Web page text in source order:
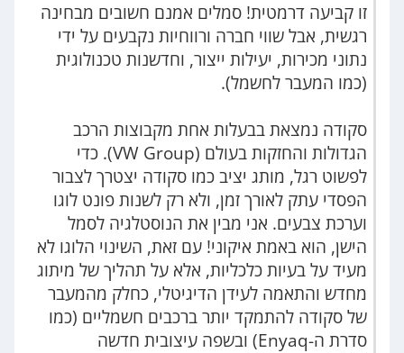
זו קביעה דרמטית! סמלים אמנם חשובים מבחינה
רגשית, אבל שווי חברה ורווחיות נקבעים על ידי
נתוני מכירות, יעילות ייצור, וחדשנות טכנולוגית
(כמו המעבר לחשמל).
סקודה נמצאת בבעלות אחת מקבוצות הרכב
הגדולות והחזקות בעולם (VW Group). כדי
לפשוט רגל, מותג יציב כמו סקודה יצטרך לצבור
הפסדי עתק לאורך זמן, ולא רק לשנות פונט לוגו
וערכת צבעים. אני מבין את הנוסטלגיה לסמל
הישן, הוא באמת איקוני! עם זאת, השינוי הלוגו לא
מעיד על בעיות כלכליות, אלא על תהליך של מיתוג
מחדש והתאמה לעידן הדיגיטלי, כחלק מהמעבר
של סקודה להתמקד יותר ברכבים חשמליים (כמו
סדרת ה-Enyaq) ובשפה עיצובית חדשה